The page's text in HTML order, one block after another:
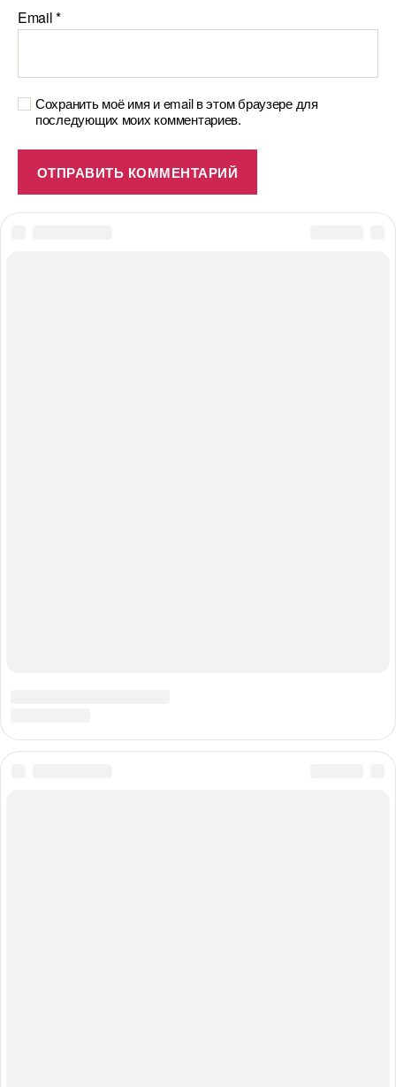
Email*
Сохранить моё имя и email в этом браузере для
последующих моих комментариев.